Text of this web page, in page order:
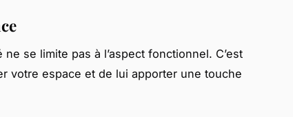
se limite pas à l’aspect fonctionnel. C’est
votre espace et de lui apporter une touche